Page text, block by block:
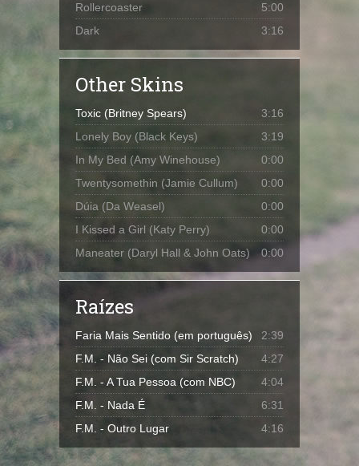
Rollercoaster
5:00
Dark
3:16
Other Skins
Toxic (Britney Spears)
3:16
Lonely Boy (Black Keys)
3:19
In My Bed (Amy Winehouse)
0:00
Twentysomethin (Jamie Cullum)
0:00
Dúia (Da Weasel)
0:00
I Kissed a Girl (Katy Perry)
0:00
Maneater (Daryl Hall & John Oats)
0:00
Raízes
Faria Mais Sentido (em português)
2:39
F.M. - Não Sei (com Sir Scratch)
4:27
F.M. - A Tua Pessoa (com NBC)
4:04
F.M. - Nada É
6:31
F.M. - Outro Lugar
4:16